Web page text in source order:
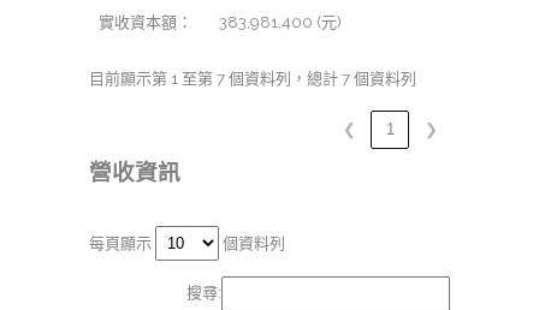
實收資本額： 383,981,400 (元)
目前顯示第 1 至第 7 個資料列，總計 7 個資料列
❮ 1 ❯
營收資訊
每頁顯示 個資料列
搜尋: